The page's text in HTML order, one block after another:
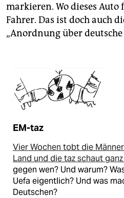
markieren. Wo dieses
Fahrer. Das ist doch auch
„Anordnung über deutsche
EM-taz
Vier Wochen tobt die
Land und die taz schaut
gegen wen? Und warum?
Uefa eigentlich? Und was
Deutschen?